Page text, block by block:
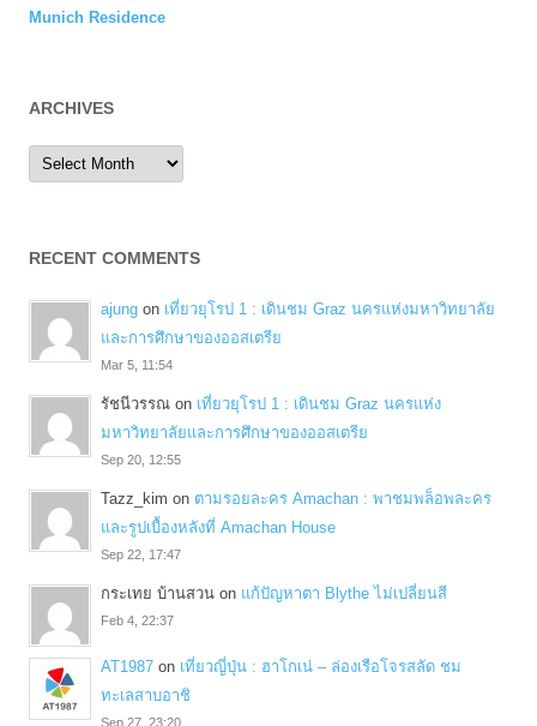
Munich Residence
ARCHIVES
Archives
RECENT COMMENTS
ajung on เที่ยวยุโรป 1 : เดินชม Graz นครแห่งมหาวิทยาลัย
และการศึกษาของออสเตรีย
Mar 5, 11:54
รัชนีวรรณ on เที่ยวยุโรป 1 : เดินชม Graz นครแห่ง
มหาวิทยาลัยและการศึกษาของออสเตรีย
Sep 20, 12:55
Tazz_kim on ตามรอยละคร Amachan : พาชมพล็อพละคร
และรูปเบื้องหลังที่ Amachan House
Sep 22, 17:47
กระเทย บ้านสวน on แก้ปัญหาตา Blythe ไม่เปลี่ยนสี
Feb 4, 22:37
AT1987 on เที่ยวญี่ปุ่น : ฮาโกเน่ – ล่องเรือโจรสลัด ชม
ทะเลสาบอาชิ
Sep 27, 23:20